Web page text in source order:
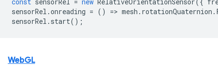
sensorRel .onreading = () => mesh . rotationQuaternion .
sensorRel . start();
WebGL